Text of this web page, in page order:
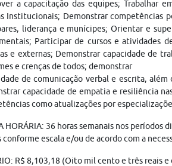
a capacitação das equipes; Trabalhar
Institucionais; Demonstrar competências
liderança e munícipes; Orientar e
Participar de cursos e atividades
e externas; Demonstrar capacidade de
e crenças de todos; demonstrar
de comunicação verbal e escrita,
capacidade de empatia e resiliência
como atualizações por
HORÁRIA: 36 horas semanais nos períodos
conforme escala e/ou de acordo com a
R$ 8,103,18 (Oito mil cento e três reais